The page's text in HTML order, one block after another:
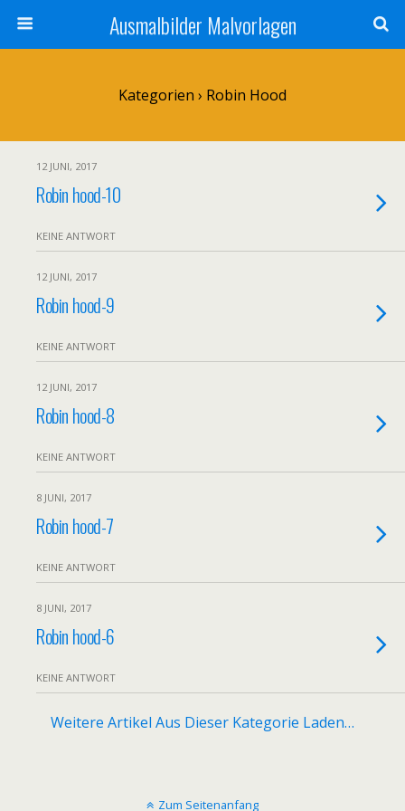
Ausmalbilder Malvorlagen
Kategorien › Robin Hood
12 JUNI, 2017
Robin hood-10
KEINE ANTWORT
12 JUNI, 2017
Robin hood-9
KEINE ANTWORT
12 JUNI, 2017
Robin hood-8
KEINE ANTWORT
8 JUNI, 2017
Robin hood-7
KEINE ANTWORT
8 JUNI, 2017
Robin hood-6
KEINE ANTWORT
Weitere Artikel Aus Dieser Kategorie Laden…
Zum Seitenanfang